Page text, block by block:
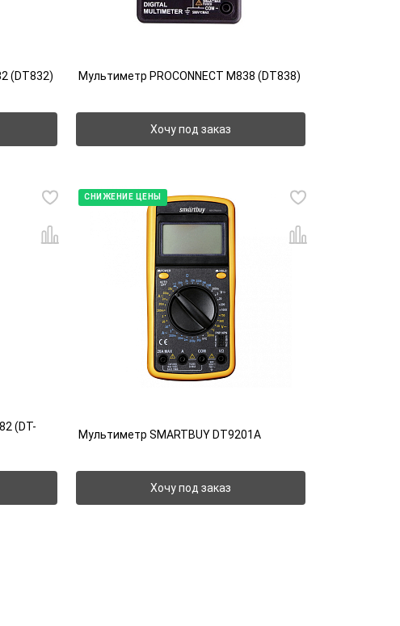
(DT832) Мультиметр PROCONNECT M838 (DT838)
Хочу под заказ
(DT-
СНИЖЕНИЕ ЦЕНЫ
Мультиметр SMARTBUY DT9201A
Хочу под заказ